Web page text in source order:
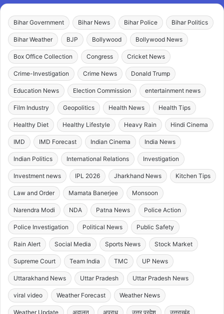
Bihar Government Bihar News Bihar Police Bihar Politics
Bihar Weather BJP Bollywood Bollywood News
Box Office Collection Congress Cricket News
Crime-Investigation Crime News Donald Trump
Education News Election Commission entertainment news
Film Industry Geopolitics Health News Health Tips
Healthy Diet Healthy Lifestyle Heavy Rain Hindi Cinema
IMD IMD Forecast Indian Cinema India News
Indian Politics International Relations Investigation
Investment news IPL 2026 Jharkhand News Kitchen Tips
Law and Order Mamata Banerjee Monsoon
Narendra Modi NDA Patna News Police Action
Police Investigation Political News Public Safety
Rain Alert Social Media Sports News Stock Market
Supreme Court Team India TMC UP News
Uttarakhand News Uttar Pradesh Uttar Pradesh News
viral video Weather Forecast Weather News
Weather Update अदालत अपराध उत्तर प्रदेश उत्तराखंड